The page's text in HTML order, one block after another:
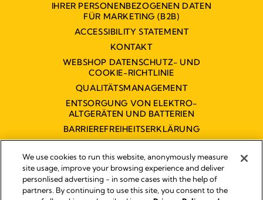
IHRER PERSONENBEZOGENEN DATEN
FÜR MARKETING (B2B)
ACCESSIBILITY STATEMENT
KONTAKT
WEBSHOP DATENSCHUTZ- UND
COOKIE-RICHTLINIE
QUALITÄTSMANAGEMENT
ENTSORGUNG VON ELEKTRO-
ALTGERÄTEN UND BATTERIEN
BARRIEREFREIHEITSERKLÄRUNG
Impressum
We use cookies to run this website, anonymously measure
site usage, improve your browsing experience and deliver
personlised advertising - in some cases with the help of
partners. By continuing to use this site, you consent to the